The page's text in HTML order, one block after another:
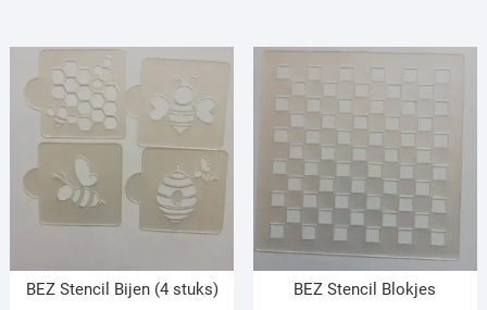
BEZ Stencil Bijen (4 stuks) BEZ Stencil Blokjes